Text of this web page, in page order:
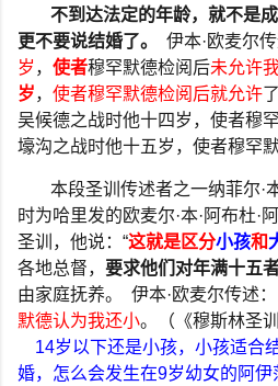
不到达法定的年龄，就不是
更不要说结婚了。
伊本·欧麦尔传
岁 ， 使者穆罕默德检阅后未允许
岁， 使者穆罕默德检阅后就允许
吴候德之战时他十四岁，使者穆
壕沟之战时他十五岁，使者穆罕
本段圣训传述者之一纳菲尔·
时为哈里发的欧麦尔·本· 阿布杜·
圣训，他说： “这就是区分小孩和
各地总督， 要求他们对年满十五
由家庭抚养。
伊本·欧麦尔传述：
默德认为我还小。（《穆斯林圣训
14岁以下还是小孩，小孩适合
婚，怎么会发生在9岁幼女的阿伊